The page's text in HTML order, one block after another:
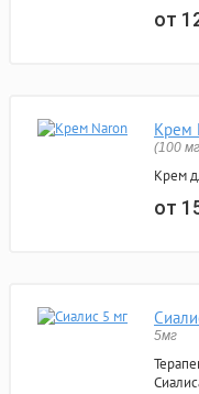
от
Крем
(100
Крем
от
5мг